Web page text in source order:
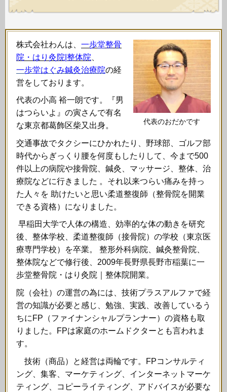
代表のおだかです
株式会社わんは、 一歩堂整骨
院・はり灸院|整体院
一歩堂はぐみ鍼灸治療院の経
営をしております。
代表の小高 裕一朗です。『男
はつらいよ』の寅さんで有名
な東京都葛飾区柴又出身。
交通事故でタクシーにひかれたり、野球部、ゴルフ部
時代からぎっくり腰を何度もしたりして、今まで500
件以上の病院や接骨院、鍼灸、マッサージ、整体、治
療院などに行きました 。それ以来つらい痛みを持っ
た人々を 助けたいと思い柔道整復師（整骨院を開業
できる資格）になりました。
早稲田大学で人体の構造、効率的な体の動きを研究
後、整体学校、柔道整復師（接骨院）の学校（東京医
療専門学校）を卒業。 整形外科病院、鍼灸整骨院、
整体院などで修行後、2009年長野県長野市稲葉に一
歩堂整骨院・はり灸院｜整体院開業。
院（会社）の運営の為には、技術プラスアルファで経
営の知識が必要と感じ、勉強、実践、改善しているう
ちにFP（ファイナンシャルプランナー）の資格も取
りました。FPは家庭のホームドクターとも言われま
す。
技術（商品）と経営は両輪です。FPコンサルティ
ング、集客、マーケティング、インターネットマーケ
ティング、コピーライティング、アドバイスが必要な